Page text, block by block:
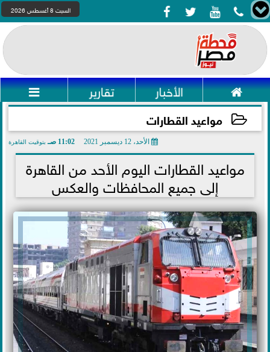
    السبت 8 أغسطس 2026
 الأخبار تقارير 
مواعيد القطارات
الأحد، 12 ديسمبر 2021 11:02 صـ بتوقيت القاهرة
مواعيد القطارات اليوم الأحد من القاهرة
إلى جميع المحافظات والعكس